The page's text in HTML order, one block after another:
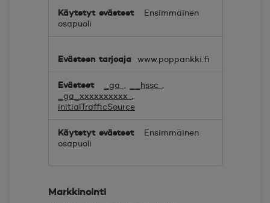
Ensimmäinen
osapuoli
www.poppankki.fi
_ga , __hssc ,
_ga_xxxxxxxxxx ,
initialTrafficSource
Ensimmäinen
osapuoli
Markkinointi